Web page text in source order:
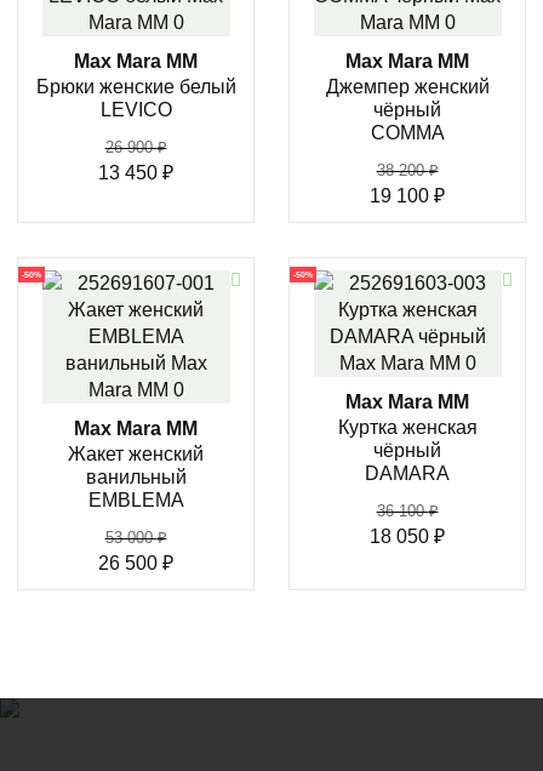
Max Mara MM
Брюки женские белый
LEVICO
26 900₽
13 450 ₽
Max Mara MM
Джемпер женский
чёрный
COMMA
38 200₽
19 100 ₽
-50%
Max Mara MM
Жакет женский
ванильный
EMBLEMA
53 000₽
26 500 ₽
-50%
Max Mara MM
Куртка женская
чёрный
DAMARA
36 100₽
18 050 ₽